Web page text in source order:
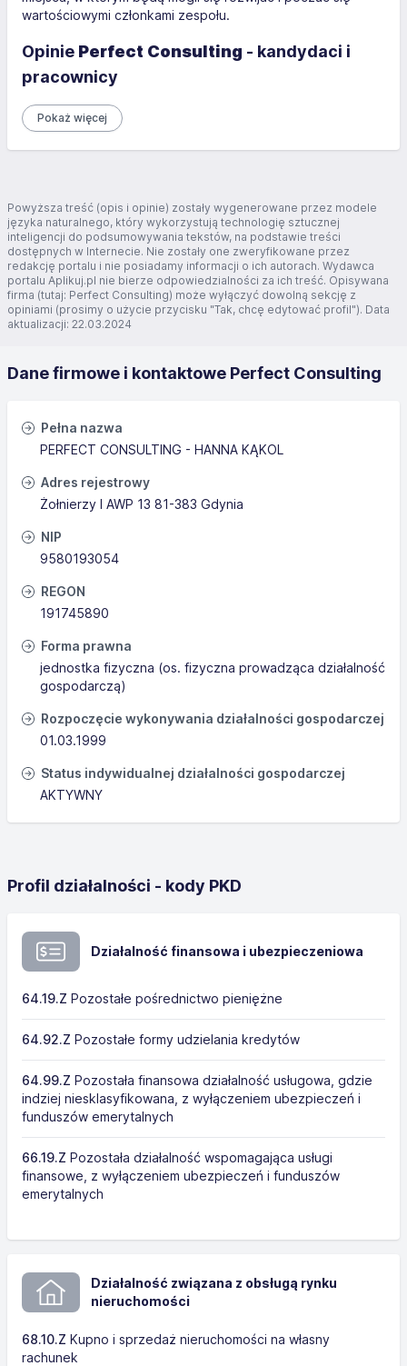
wartościowymi członkami zespołu.
Opinie Perfect Consulting - kandydaci i
pracownicy
Pokaż więcej
Powyższa treść (opis i opinie) zostały wygenerowane przez modele
języka naturalnego, który wykorzystują technologię sztucznej
inteligencji do podsumowywania tekstów, na podstawie treści
dostępnych w Internecie. Nie zostały one zweryfikowane przez
redakcję portalu i nie posiadamy informacji o ich autorach. Wydawca
portalu Aplikuj.pl nie bierze odpowiedzialności za ich treść. Opisywana
firma (tutaj: Perfect Consulting) może wyłączyć dowolną sekcję z
opiniami (prosimy o użycie przycisku "Tak, chcę edytować profil"). Data
aktualizacji: 22.03.2024
Dane firmowe i kontaktowe Perfect Consulting
Pełna nazwa
PERFECT CONSULTING - HANNA KĄKOL
Adres rejestrowy
Żołnierzy I AWP 13 81-383 Gdynia
NIP
9580193054
REGON
191745890
Forma prawna
jednostka fizyczna (os. fizyczna prowadząca działalność
gospodarczą)
Rozpoczęcie wykonywania działalności gospodarczej
01.03.1999
Status indywidualnej działalności gospodarczej
AKTYWNY
Profil działalności - kody PKD
Działalność finansowa i ubezpieczeniowa
64.19.Z Pozostałe pośrednictwo pieniężne
64.92.Z Pozostałe formy udzielania kredytów
64.99.Z Pozostała finansowa działalność usługowa, gdzie
indziej niesklasyfikowana, z wyłączeniem ubezpieczeń i
funduszów emerytalnych
66.19.Z Pozostała działalność wspomagająca usługi
finansowe, z wyłączeniem ubezpieczeń i funduszów
emerytalnych
Działalność związana z obsługą rynku
nieruchomości
68.10.Z Kupno i sprzedaż nieruchomości na własny
rachunek